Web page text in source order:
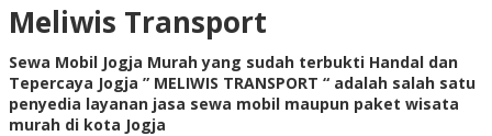
Meliwis Transport
Sewa Mobil Jogja Murah yang sudah terbukti Handal dan
Tepercaya Jogja ” MELIWIS TRANSPORT “ adalah salah satu
penyedia layanan jasa sewa mobil maupun paket wisata
murah di kota Jogja